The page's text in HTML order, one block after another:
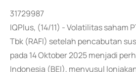
31729987
IQPlus, (14/11) - Volatilitas saham
Tbk (RAFI) setelah pencabutan
pada 14 Oktober 2025 menjadi
Indonesia (BEI), menyusul